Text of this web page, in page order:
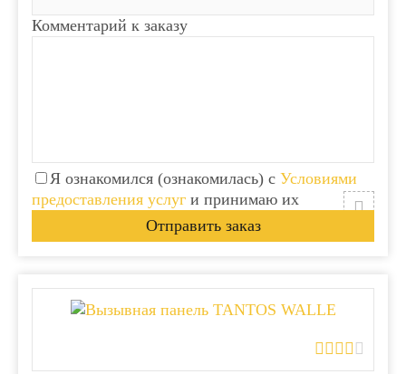
Комментарий к заказу
Я ознакомился (ознакомилась) с Условиями
предоставления услуг и принимаю их